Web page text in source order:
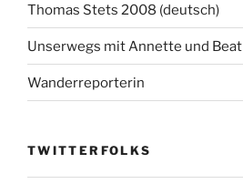
Thomas Stets 2008 (deutsch)
Unserwegs mit Annette und Beat
Wanderreporterin
TWITTERFOLKS